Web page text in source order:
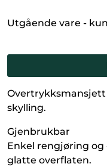
Utgående vare -
skylling.
Gjenbrukbar
Enkel rengjøring
glatte overflaten.